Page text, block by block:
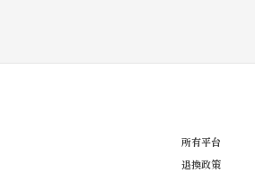
所有平台
退換政策